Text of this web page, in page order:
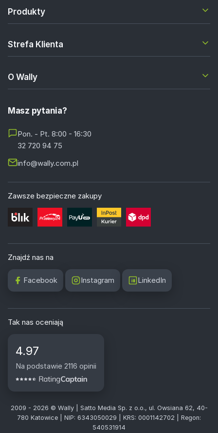
Produkty
Strefa Klienta
O Wally
Masz pytania?
Pon. - Pt. 8:00 - 16:30
32 720 94 75
info@wally.com.pl
Zawsze bezpieczne zakupy
Znajdź nas na
Facebook Instagram LinkedIn
Tak nas oceniają
4.97
Na podstawie 2116 opinii
2009 - 2026 © Wally | Satto Media Sp. z o.o., ul. Owsiana 62, 40-
780 Katowice | NIP: 6343050029 | KRS: 0001142702 | Regon:
540531914